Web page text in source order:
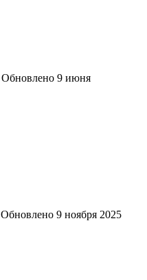
Обновлено 9 июня
Обновлено 9 ноября 2025